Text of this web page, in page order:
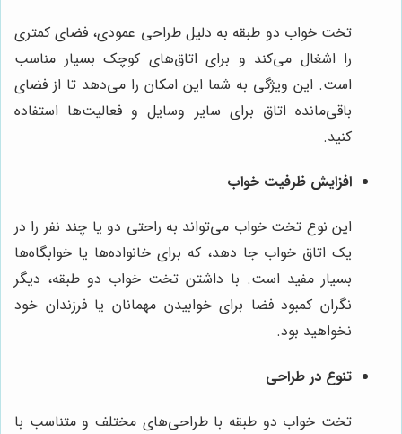
تخت خواب دو طبقه به دلیل طراحی عمودی، فضای کمتری
را اشغال می‌کند و برای اتاق‌های کوچک بسیار مناسب
است. این ویژگی به شما این امکان را می‌دهد تا از فضای
باقی‌مانده اتاق برای سایر وسایل و فعالیت‌ها استفاده
کنید.
افزایش ظرفیت خواب
این نوع تخت خواب می‌تواند به راحتی دو یا چند نفر را در
یک اتاق خواب جا دهد، که برای خانواده‌ها یا خوابگاه‌ها
بسیار مفید است. با داشتن تخت خواب دو طبقه، دیگر
نگران کمبود فضا برای خوابیدن مهمانان یا فرزندان خود
نخواهید بود.
تنوع در طراحی
تخت خواب دو طبقه با طراحی‌های مختلف و متناسب با